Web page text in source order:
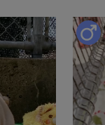
ピオン
（JKC.チャンピオン
JKC.チャンピオン）